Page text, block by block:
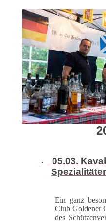
·
05.03.
Ein ganz
Club Goldener
des